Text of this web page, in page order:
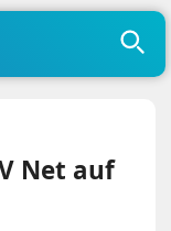
Net auf